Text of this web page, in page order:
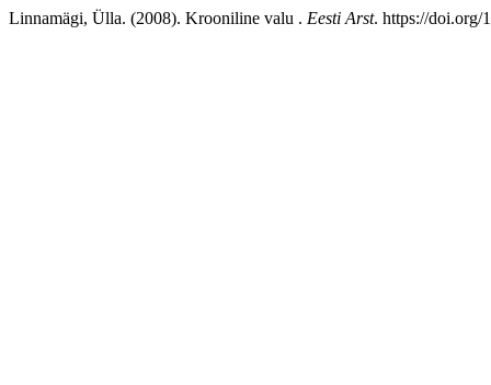
Linnamägi, Ülla. (2008). Krooniline valu . Eesti Arst. https://doi.org/